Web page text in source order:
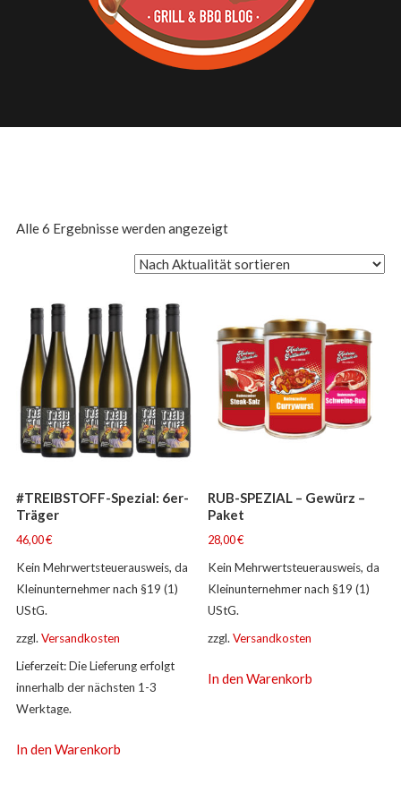
Alle 6 Ergebnisse werden angezeigtNach
Aktualität
sortiert
#TREIBSTOFF-Spezial: 6er-
Träger
46,00€
Kein Mehrwertsteuerausweis, da
Kleinunternehmer nach §19 (1)
UStG.
zzgl.Versandkosten
Lieferzeit:Die Lieferung erfolgt
innerhalb der nächsten 1-3
Werktage.
In den Warenkorb
RUB-SPEZIAL – Gewürz –
Paket
28,00€
Kein Mehrwertsteuerausweis, da
Kleinunternehmer nach §19 (1)
UStG.
zzgl.Versandkosten
In den Warenkorb